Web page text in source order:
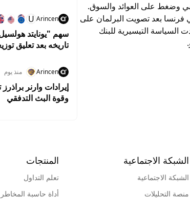
وضغط على العوائد والسوق.
فرنسا بعد تصويت البرلمان على
التيسيرية للبنك
Arincen
U
سهم "يونايتد
تاريخه بعد تعليق
Arincen منذ يوم
إيرادات وارنر
وقوة البث التدفقي
الشبكة الاجتماعية
الشبكة الاجتماعية
منصة التحليلات
المنتجات
تعلم التداول
أداة حاسبة المخاطر